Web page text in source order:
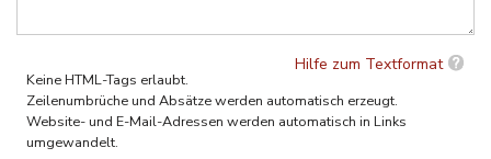
Hilfe zum Textformat
Keine HTML-Tags erlaubt.
Zeilenumbrüche und Absätze werden automatisch erzeugt.
Website- und E-Mail-Adressen werden automatisch in Links
umgewandelt.